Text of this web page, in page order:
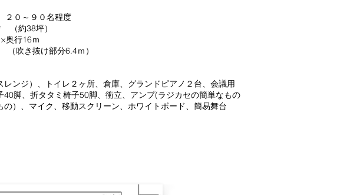
～９０名程度
約38坪）
行16ｍ
き抜け部分6.4ｍ）
レンジ）、トイレ２ヶ所、倉庫、グランドピアノ２台、会議用
40脚、折タタミ椅子50脚、衝立、アンプ(ラジカセの簡単なもの
の）、マイク、移動スクリーン、ホワイトボード、簡易舞台